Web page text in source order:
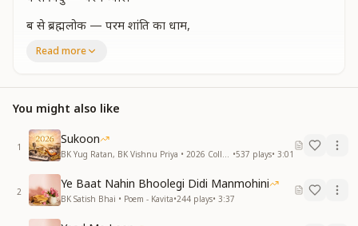
ब से ब्रह्मलोक — परम शांति का धाम,
ब से ब्रह्मचर्य — व्रत है हमारा।
आओ सीखें "ब" की भाषा,
जो जगाए जीने की आशा।
ब से बापदादा —हम सबके सहारे,
ब से ब्रह्मा बाबा — सदा संग हमारे।
ब से ब्रह्माकुमारी —शक्ति की मिसाल,
ब से ब्रह्माकुमार — सदा करे कमाल।
Read more
You might also like
1
Sukoon
•537 plays• 3:01
2
Ye Baat Nahin Bhoolegi Didi Manmohini
BK Satish Bhai • Poem - Kavita•244 plays• 3:37